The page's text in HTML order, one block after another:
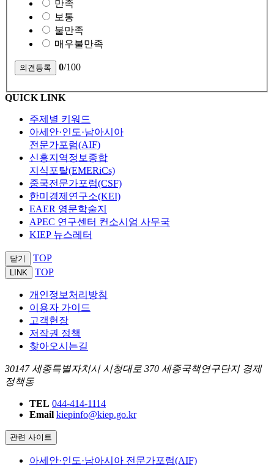
만족
보통
불만족
매우불만족
0/100
QUICK LINK
주제별 키워드
아세안·인도·남아시아
전문가포럼(AIF)
신흥지역정보종합
지식포탈(EMERiCs)
중국전문가포럼(CSF)
한미경제연구소(KEI)
EAER 영문학술지
APEC 연구센터 컨소시엄 사무국
KIEP 뉴스레터
닫기 TOP
LINK TOP
개인정보처리방침
이용자 가이드
고객헌장
저작권 정책
찾아오시는길
30147 세종특별자치시 시청대로 370 세종국책연구단지 경제
정책동
TEL 044-414-1114
Email kiepinfo@kiep.go.kr
관련 사이트
아세안·인도·남아시아 전문가포럼(AIF)